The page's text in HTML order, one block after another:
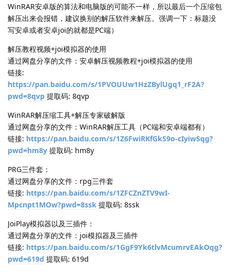
WinRAR安卓版的算法和电脑版的可能不一样，所以最后一个压缩包
解压出来会报错，建议换别的解压软件来解压。强调一下：标题没
写安卓或者安卓joi的就都是PC端）
解压教程视频+joi模拟器的使用
通过网盘分享的文件：安卓解压视频教程+joi模拟器的使用
链接:
https://pan.baidu.com/s/1PVOUUw1HzZBylUgq1_rF2A?
pwd=8qvp 提取码: 8qvp
WinRAR解压缩工具+解压专家破解版
通过网盘分享的文件：WinRAR解压工具（PC端和安卓端都有）
链接: https://pan.baidu.com/s/1Z6FwiRKfGkS9o-cIyiwSqg?
pwd=hm8y 提取码: hm8y
PRG三件套：
通过网盘分享的文件：rpg三件套
链接: https://pan.baidu.com/s/1ZFCZnZTV9wI-
Mpcnpt1MOw?pwd=8ssk 提取码: 8ssk
JoiPlay模拟器以及三插件：
通过网盘分享的文件：joi模拟器及三插件
链接: https://pan.baidu.com/s/1GgF9Yk6tlvMcumrvEAkOqg?
pwd=619d 提取码: 619d